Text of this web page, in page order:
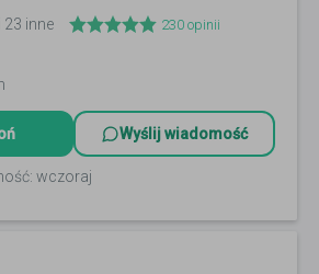
23 inne 230 opinii
Wyślij wiadomość
wczoraj